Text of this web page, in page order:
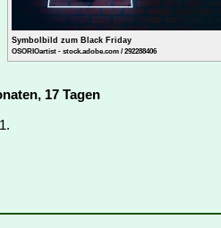
Symbolbild zum Black Friday
OSORIOartist - stock.adobe.com / 292288406
17 Tagen